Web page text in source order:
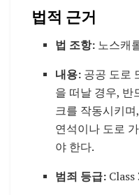
법적 근거
법 조항: 노스캐
내용: 공공 도로
을 떠날 경우, 반
크를 작동시키
연석이나 도로
야 한다.
범죄 등급: